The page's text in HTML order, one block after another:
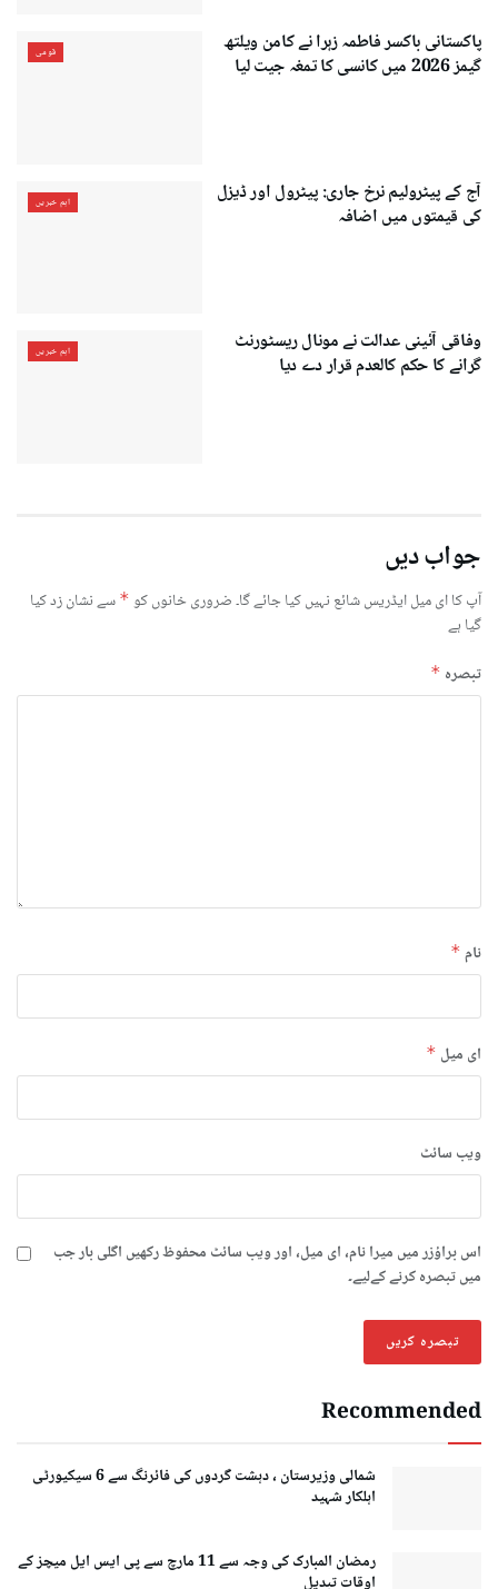
قومی
پاکستانی باکسر فاطمہ زہرا نے کامن ویلتھ
گیمز 2026 میں کانسی کا تمغہ جیت لیا
اہم خبریں
آج کے پیٹرولیم نرخ جاری: پیٹرول اور ڈیزل
کی قیمتوں میں اضافہ
اہم خبریں
وفاقی آئینی عدالت نے مونال ریسٹورنٹ
گرانے کا حکم کالعدم قرار دے دیا
جواب دیں
آپ کا ای میل ایڈریس شائع نہیں کیا جائے گا۔ضروری خانوں کو * سے نشان زد کیا
گیا ہے
تبصرہ *
نام *
ای میل *
ویب‌ سائٹ
اس براؤزر میں میرا نام، ای میل، اور ویب سائٹ محفوظ رکھیں اگلی بار جب
میں تبصرہ کرنے کےلیے۔
Recommended
شمالی وزیرستان ، دہشت گردوں کی فائرنگ سے 6 سیکیورٹی
اہلکار شہید
رمضان المبارک کی وجہ سے 11 مارچ سے پی ایس ایل میچز کے
اوقات تبدیل